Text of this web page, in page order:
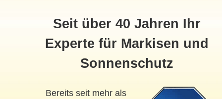
Seit über 40 Jahren Ihr
Experte für Markisen und
Sonnenschutz
Bereits seit mehr als